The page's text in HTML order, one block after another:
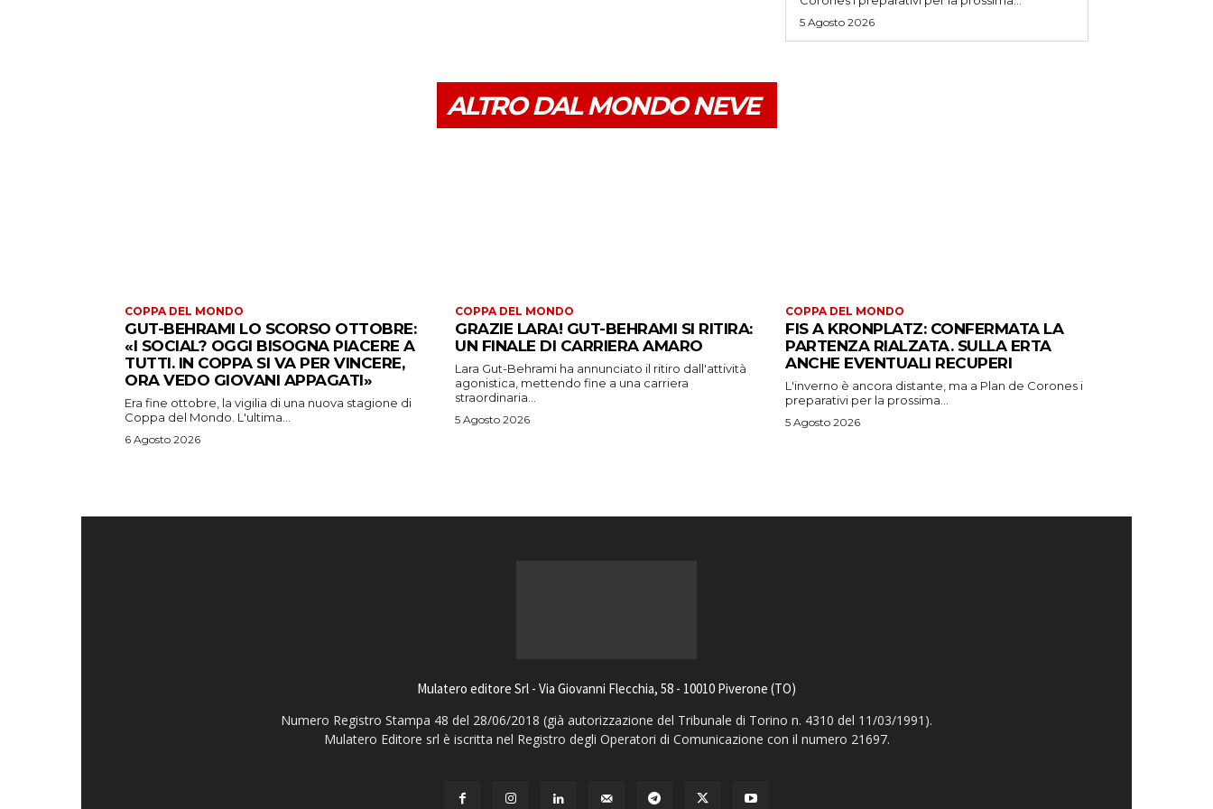
5 Agosto 2026
ALTRO DAL MONDO NEVE
COPPA DEL MONDO
GUT-BEHRAMI LO SCORSO OTTOBRE:
«I SOCIAL? OGGI BISOGNA PIACERE A
TUTTI. IN COPPA SI VA PER VINCERE,
ORA VEDO GIOVANI APPAGATI»
Era fine ottobre, la vigilia di una nuova stagione di
Coppa del Mondo. L'ultima...
6 Agosto 2026
COPPA DEL MONDO
GRAZIE LARA! GUT-BEHRAMI SI RITIRA:
UN FINALE DI CARRIERA AMARO
Lara Gut-Behrami ha annunciato il ritiro dall'attività
agonistica, mettendo fine a una carriera
straordinaria...
5 Agosto 2026
COPPA DEL MONDO
FIS A KRONPLATZ: CONFERMATA LA
PARTENZA RIALZATA. SULLA ERTA
ANCHE EVENTUALI RECUPERI
L'inverno è ancora distante, ma a Plan de Corones i
preparativi per la prossima...
5 Agosto 2026
Mulatero editore Srl - Via Giovanni Flecchia, 58 - 10010 Piverone (TO)
Numero Registro Stampa 48 del 28/06/2018 (già autorizzazione del Tribunale di Torino n. 4310 del 11/03/1991).
Mulatero Editore srl è iscritta nel Registro degli Operatori di Comunicazione con il numero 21697.